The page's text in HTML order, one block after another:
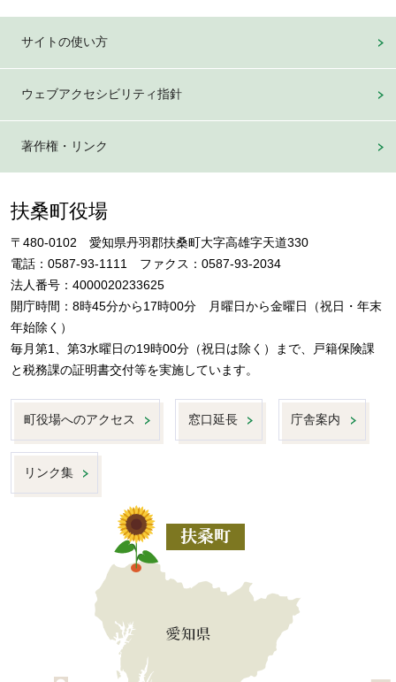
サイトの使い方
ウェブアクセシビリティ指針
著作権・リンク
扶桑町役場
〒480-0102 愛知県丹羽郡扶桑町大字高雄字天道330
電話：0587-93-1111 ファクス：0587-93-2034
法人番号：4000020233625
開庁時間：8時45分から17時00分 月曜日から金曜日（祝日・年末
年始除く）
毎月第1、第3水曜日の19時00分（祝日は除く）まで、戸籍保険課
と税務課の証明書交付等を実施しています。
町役場へのアクセス 窓口延長 庁舎案内
リンク集